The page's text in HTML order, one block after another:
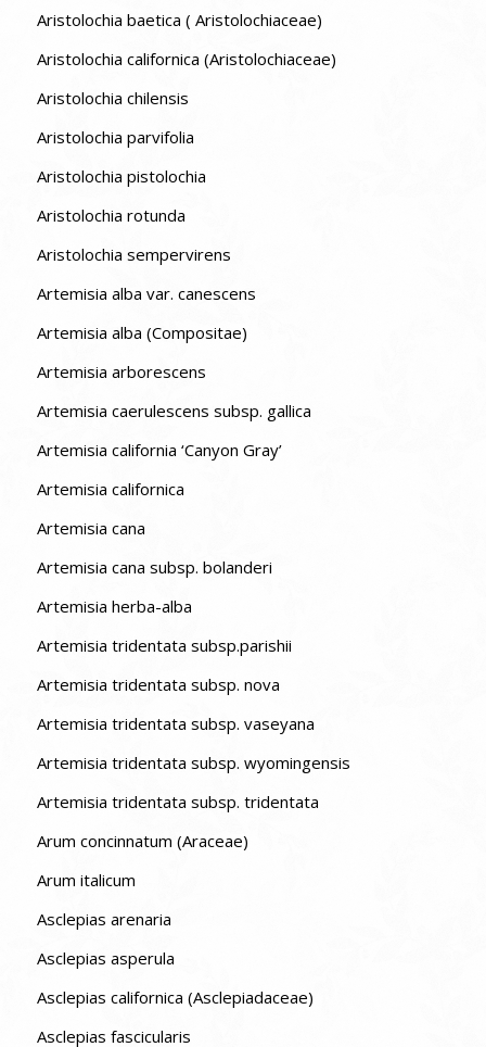
Aristolochia baetica ( Aristolochiaceae)
Aristolochia californica (Aristolochiaceae)
Aristolochia chilensis
Aristolochia parvifolia
Aristolochia pistolochia
Aristolochia rotunda
Aristolochia sempervirens
Artemisia alba var. canescens
Artemisia alba (Compositae)
Artemisia arborescens
Artemisia caerulescens subsp. gallica
Artemisia california ‘Canyon Gray’
Artemisia californica
Artemisia cana
Artemisia cana subsp. bolanderi
Artemisia herba-alba
Artemisia tridentata subsp.parishii
Artemisia tridentata subsp. nova
Artemisia tridentata subsp. vaseyana
Artemisia tridentata subsp. wyomingensis
Artemisia tridentata subsp. tridentata
Arum concinnatum (Araceae)
Arum italicum
Asclepias arenaria
Asclepias asperula
Asclepias californica (Asclepiadaceae)
Asclepias fascicularis